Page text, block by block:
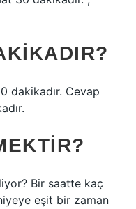
dakikadır. Cevap
Bir saatte kaç
eşit bir zaman